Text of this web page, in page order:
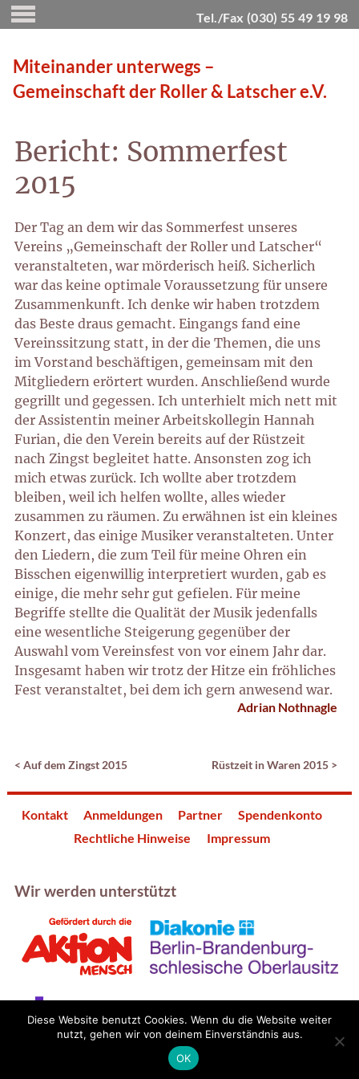
Tel./Fax (030) 55 49 19 98
Miteinander unterwegs –
Gemeinschaft der Roller & Latscher e.V.
Bericht: Sommerfest
2015
Der Tag an dem wir das Sommerfest unseres
Vereins „Gemeinschaft der Roller und Latscher“
veranstalteten, war mörderisch heiß. Sicherlich
war das keine optimale Voraussetzung für unsere
Zusammenkunft. Ich denke wir haben trotzdem
das Beste draus gemacht. Eingangs fand eine
Vereinssitzung statt, in der die Themen, die uns
im Vorstand beschäftigen, gemeinsam mit den
Mitgliedern erörtert wurden. Anschließend wurde
gegrillt und gegessen. Ich unterhielt mich nett mit
der Assistentin meiner Arbeitskollegin Hannah
Furian, die den Verein bereits auf der Rüstzeit
nach Zingst begleitet hatte. Ansonsten zog ich
mich etwas zurück. Ich wollte aber trotzdem
bleiben, weil ich helfen wollte, alles wieder
zusammen zu räumen. Zu erwähnen ist ein kleines
Konzert, das einige Musiker veranstalteten. Unter
den Liedern, die zum Teil für meine Ohren ein
Bisschen eigenwillig interpretiert wurden, gab es
einige, die mehr sehr gut gefielen. Für meine
Begriffe stellte die Qualität der Musik jedenfalls
eine wesentliche Steigerung gegenüber der
Auswahl vom Vereinsfest von vor einem Jahr dar.
Insgesamt haben wir trotz der Hitze ein fröhliches
Fest veranstaltet, bei dem ich gern anwesend war.
Adrian Nothnagle
< Auf dem Zingst 2015 Rüstzeit in Waren 2015 >
Wir werden unterstützt
Kontakt Anmeldungen Partner
Spendenkonto
Rechtliche Hinweise
Impressum
Diese Website benutzt Cookies. Wenn du die Website weiter
nutzt, gehen wir von deinem Einverständnis aus.
OK